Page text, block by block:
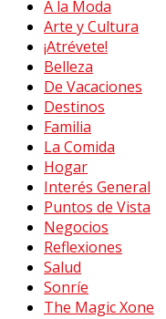
A la Moda
Arte y Cultura
¡Atrévete!
Belleza
De Vacaciones
Destinos
Familia
La Comida
Hogar
Interés General
Puntos de Vista
Negocios
Reflexiones
Salud
Sonríe
The Magic Xone